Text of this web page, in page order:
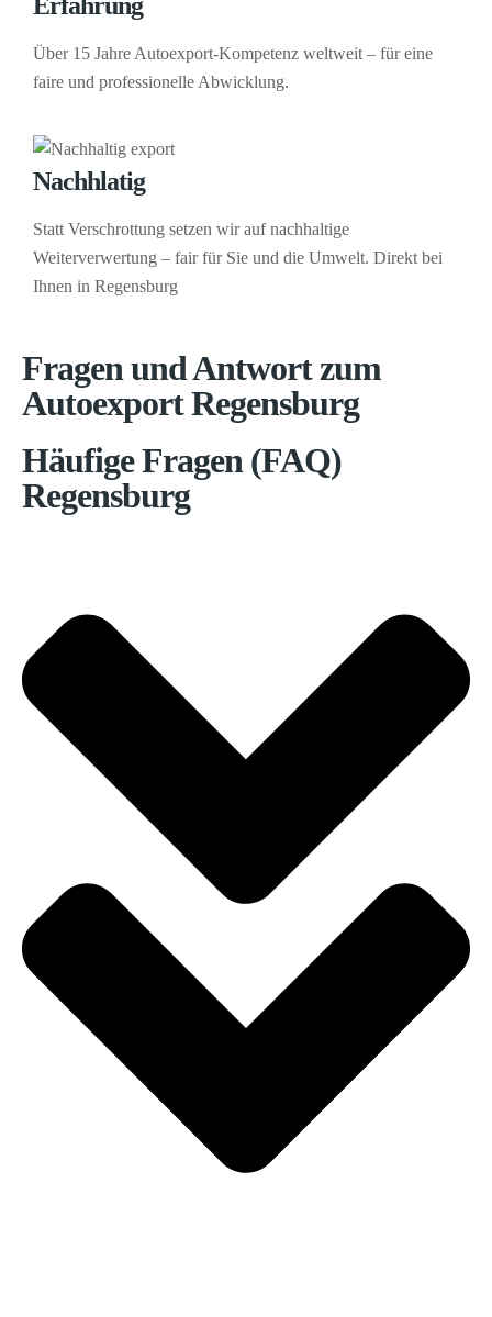
Fragen und Antwort zum
Autoexport Regensburg
Häufige Fragen (FAQ)
Regensburg
Über 15 Jahre Autoexport-Kompetenz weltweit – für eine
faire und professionelle Abwicklung.
Nachhlatig
Statt Verschrottung setzen wir auf nachhaltige
Weiterverwertung – fair für Sie und die Umwelt. Direkt bei
Ihnen in Regensburg